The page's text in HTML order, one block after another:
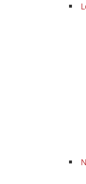
VOTRE